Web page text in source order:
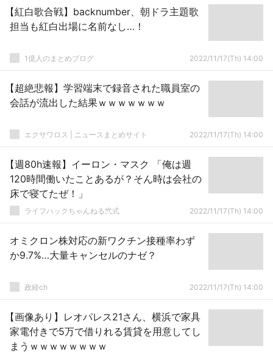
【紅白歌合戦】backnumber、朝ドラ主題歌
担当も紅白出場に名前なし…！
1億人のまとめブログ 2022/11/17(Th) 14:00
【超絶悲報】学習端末で録音された職員室の
会話が流出した結果ｗｗｗｗｗｗｗ
エクサワロス | ニュースまとめサイト 2022/11/17(Th) 14:00
【週80h速報】イーロン・マスク 「俺は週
120時間働いたことあるが？そん時は会社の
床で寝てたぜ！」
ライフハックちゃんねる弐式 2022/11/17(Th) 14:00
オミクロン株対応の新ワクチン接種率わず
か9.7%…大量キャンセルのナゼ？
政経ch 2022/11/17(Th) 14:00
【画像あり】レオパレス21さん、横浜で家具
家電付きで5万で借りれる賃貸を用意してし
まうｗｗｗｗｗｗｗｗ